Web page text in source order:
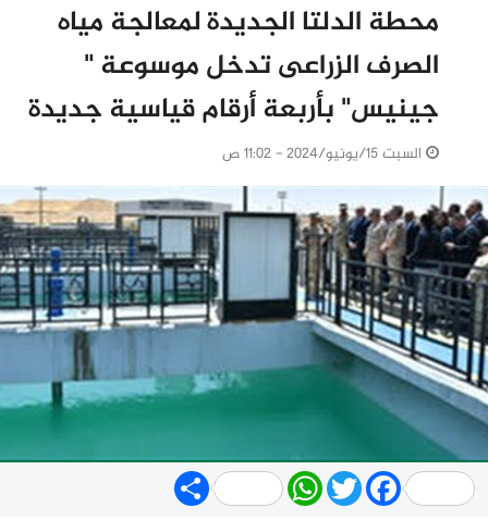
محطة الدلتا الجديدة لمعالجة مياه
الصرف الزراعى تدخل موسوعة "
جينيس" بأربعة أرقام قياسية جديدة
السبت 15/يونيو/2024 - 11:02 ص
Share WhatsApp
TwitterFacebook